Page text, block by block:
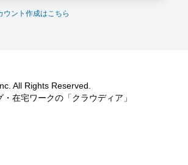
ウント作成はこちら
All Rights Reserved.
在宅ワークの「クラウディア」